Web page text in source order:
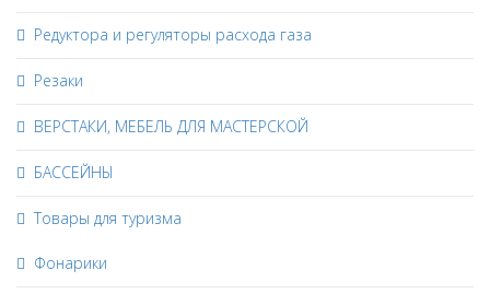
Редуктора и регуляторы расхода газа
Резаки
ВЕРСТАКИ, МЕБЕЛЬ ДЛЯ МАСТЕРСКОЙ
БАССЕЙНЫ
Товары для туризма
Фонарики